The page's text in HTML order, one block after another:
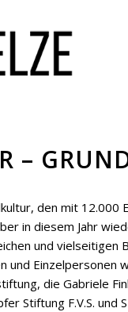
–
den mit 12.000
in diesem Jahr
und vielseitigen
und Einzelpersonen
die Gabriele
Stiftung F.V.S. und